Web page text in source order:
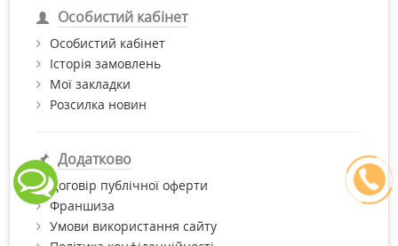
Особистий кабінет
Особистий кабінет
Історія замовлень
Мої закладки
Розсилка новин
Додатково
Договір публічної оферти
Франшиза
Умови використання сайту